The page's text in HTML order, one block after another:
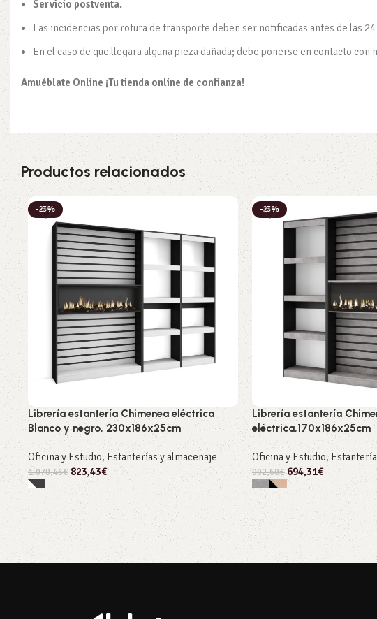
Servicio postventa.
Las incidencias por rotura de transporte deben ser notificadas antes de las
En el caso de que llegara alguna pieza dañada; debe ponerse en contacto
Amuéblate Online ¡Tu tienda online de confianza!
Productos relacionados
-23%
Librería estantería Chimenea eléctrica
Blanco y negro, 230x186x25cm
Oficina y Estudio, Estanterías y almacenaje
1.070,46€ 823,43€
Seleccionar opciones
-23%
Librería estantería
eléctrica,170x186x25cm
Oficina y Estudio,
902,60€694,31€
Seleccionar opciones